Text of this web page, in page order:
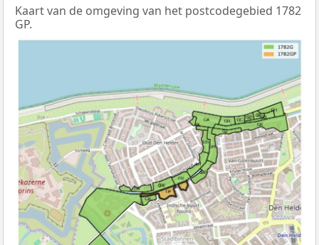
Kaart van de omgeving van het postcodegebied 1782
GP.